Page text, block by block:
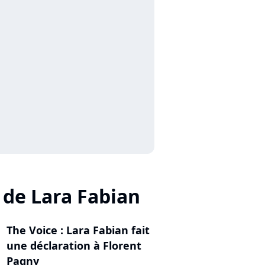
Lara Fabian
The Voice : Lara Fabian fait
une déclaration à Florent
Pagny